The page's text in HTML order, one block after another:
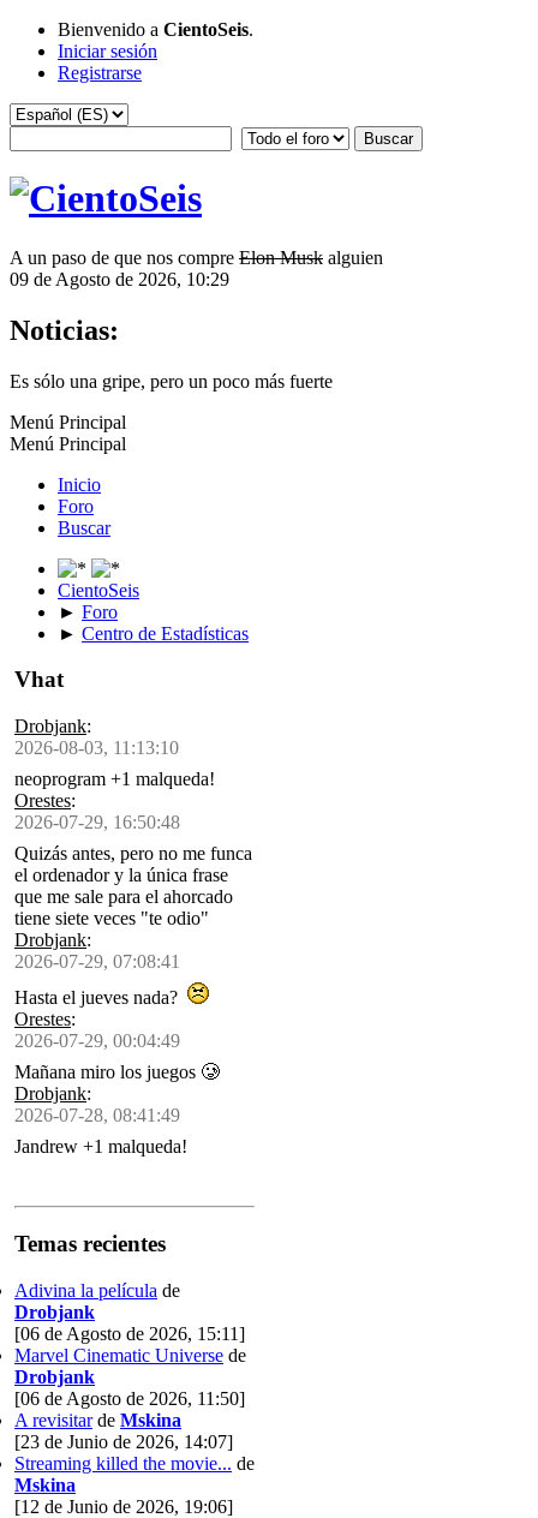
Bienvenido a CientoSeis.
Iniciar sesión
Registrarse
A un paso de que nos compre Elon Musk alguien
09 de Agosto de 2026, 10:29
Noticias:
Es sólo una gripe, pero un poco más fuerte
Menú Principal
Menú Principal
Inicio
Foro
Buscar
CientoSeis
► Foro
► Centro de Estadísticas
Vhat
Drobjank:
2026-08-03, 11:13:10
neoprogram +1 malqueda!
Orestes:
2026-07-29, 16:50:48
Quizás antes, pero no me funca
el ordenador y la única frase
que me sale para el ahorcado
tiene siete veces "te odio"
Drobjank:
2026-07-29, 07:08:41
Hasta el jueves nada?
Orestes:
2026-07-29, 00:04:49
Mañana miro los juegos 🥲
Drobjank:
2026-07-28, 08:41:49
Jandrew +1 malqueda!
Temas recientes
Adivina la película de
Drobjank
[06 de Agosto de 2026, 15:11]
Marvel Cinematic Universe de
Drobjank
[06 de Agosto de 2026, 11:50]
A revisitarde Mskina
[23 de Junio de 2026, 14:07]
Streaming killed the movie... de
Mskina
[12 de Junio de 2026, 19:06]